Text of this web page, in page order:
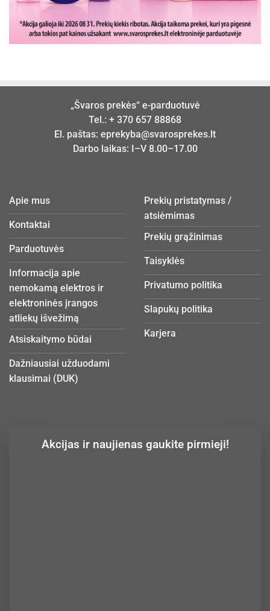
„Švaros prekės“ e-parduotuvė
Tel.: + 370 657 88868
El. paštas: eprekyba@svarosprekes.lt
Darbo laikas: I–V 8.00–17.00
Apie mus
Kontaktai
Parduotuvės
Informacija apie
nemokamą elektros ir
elektroninės įrangos
atliekų išvežimą
Atsiskaitymo būdai
Dažniausiai užduodami
klausimai (DUK)
Prekių pristatymas /
atsiėmimas
Prekių grąžinimas
Taisyklės
Privatumo politika
Slapukų politika
Karjera
Akcijas ir naujienas gaukite pirmieji!